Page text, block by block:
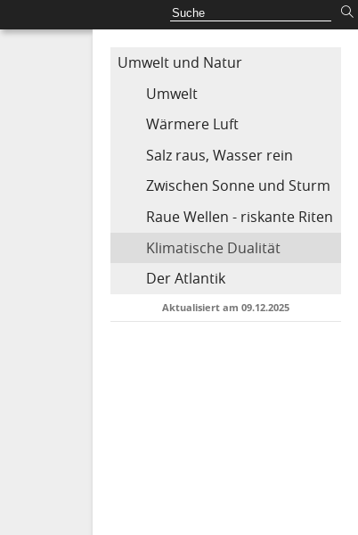
Umwelt und Natur
Umwelt
Wärmere Luft
Salz raus, Wasser rein
Zwischen Sonne und Sturm
Raue Wellen - riskante Riten
Klimatische Dualität
Der Atlantik
Aktualisiert am 09.12.2025